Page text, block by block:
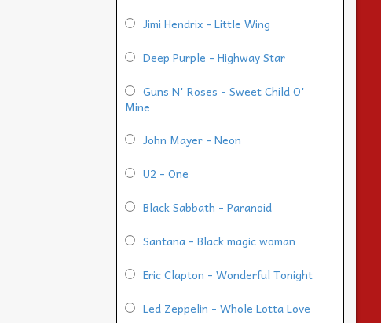
Jimi Hendrix - Little Wing
Deep Purple - Highway Star
Guns N' Roses - Sweet Child O'
Mine
John Mayer - Neon
U2 - One
Black Sabbath - Paranoid
Santana - Black magic woman
Eric Clapton - Wonderful Tonight
Led Zeppelin - Whole Lotta Love